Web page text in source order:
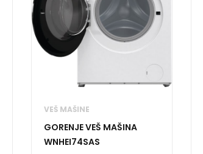
VEŠ MAŠINE
GORENJE VEŠ MAŠINA
WNHEI74SAS